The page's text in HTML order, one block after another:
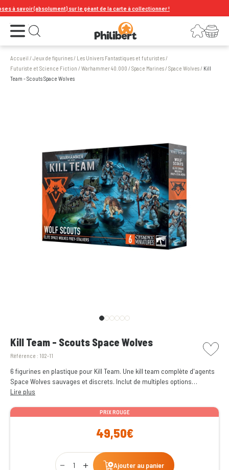
savoir (absolument) sur le géant de la carte à collectionner !
Ouvrir le menu Ouvrir la recherche Connexion
Votre panier
Accueil /Jeux de figurines/ Les Univers Fantastiques et futuristes/
Futuriste et Science Fiction /Warhammer 40.000 /Space Marines/Space Wolves/ Kill
Team - Scouts Space Wolves
Kill Team - Scouts Space Wolves
Référence : 102-11
picto
6 figurines en plastique pour Kill Team. Une kill team complète d'agents
Space Wolves sauvages et discrets. Inclut de multiples options
d'armement spécial et d'équipement. Contient une planche de 34 pions à
Lire plus
PRIX ROUGE
49,50€
Qty
Ajouter au panier